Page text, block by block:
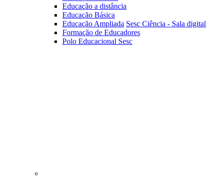
Educação a distância
Educação Básica
Educação Ampliada Sesc Ciência - Sala digital
Formação de Educadores
Polo Educacional Sesc